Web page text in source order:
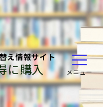
え情報サイト
に購入 メニュー